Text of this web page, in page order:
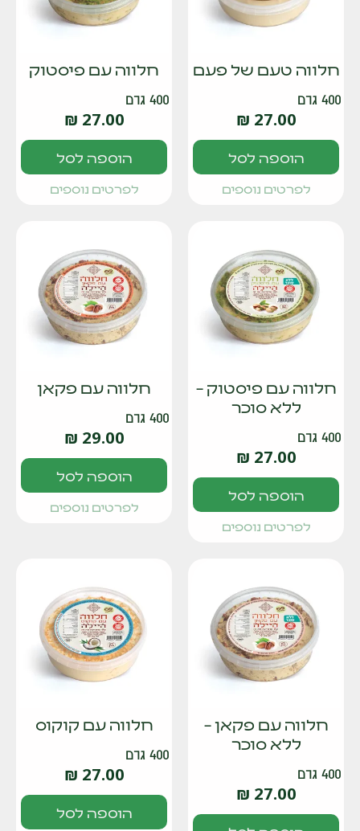
חלווה טעם של פעם
400 גרם
27.00
₪
הוספה לסל
לפרטים נוספים
חלווה עם פיסטוק
400 גרם
27.00
₪
הוספה לסל
לפרטים נוספים
חלווה עם פיסטוק –
ללא סוכר
400 גרם
27.00
₪
הוספה לסל
לפרטים נוספים
חלווה עם פקאן
400 גרם
29.00
₪
הוספה לסל
לפרטים נוספים
חלווה עם פקאן –
ללא סוכר
400 גרם
27.00
₪
חלווה עם קוקוס
400 גרם
27.00
₪
הוספה לסל